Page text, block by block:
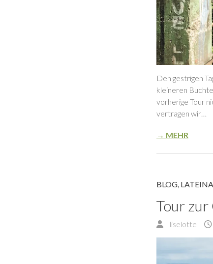
Den gestrigen
kleineren
vorherige Tour
vertragen wir…
→ MEHR
BLOG
Tour zur
liselotte